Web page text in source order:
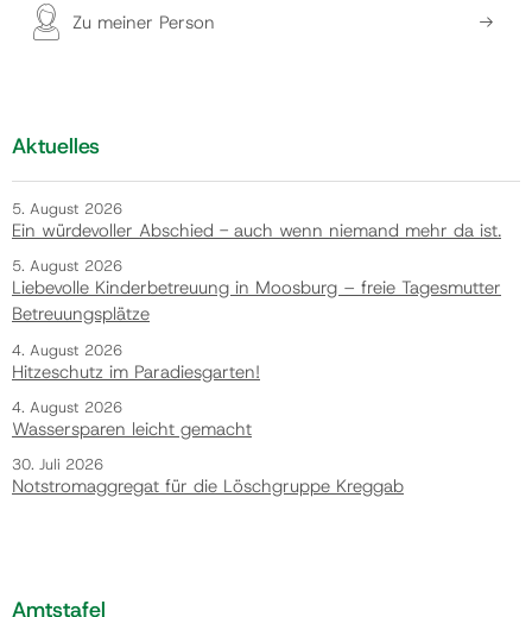
Zu meiner Person
Aktuelles
5. August 2026
Ein würdevoller Abschied - auch wenn niemand mehr da ist.
5. August 2026
Liebevolle Kinderbetreuung in Moosburg – freie Tagesmutter
Betreuungsplätze
4. August 2026
Hitzeschutz im Paradiesgarten!
4. August 2026
Wassersparen leicht gemacht
30. Juli 2026
Notstromaggregat für die Löschgruppe Kreggab
Amtstafel